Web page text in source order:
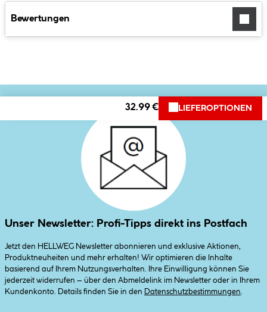
Bewertungen
32.99 € LIEFEROPTIONEN
Unser Newsletter: Profi-Tipps direkt ins Postfach
Jetzt den HELLWEG Newsletter abonnieren und exklusive Aktionen,
Produktneuheiten und mehr erhalten! Wir optimieren die Inhalte
basierend auf Ihrem Nutzungsverhalten. Ihre Einwilligung können Sie
jederzeit widerrufen – über den Abmeldelink im Newsletter oder in Ihrem
Kundenkonto. Details finden Sie in den
Datenschutzbestimmungen